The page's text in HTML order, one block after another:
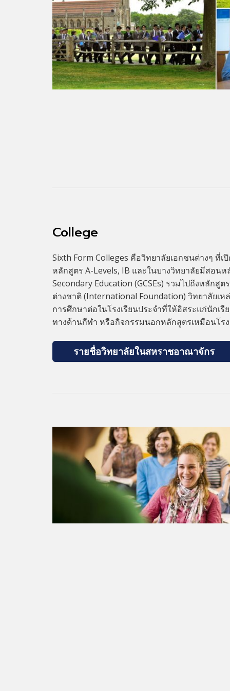
College
Sixth Form Colleges คือวิทยาลัยเอกชนต่างๆ ที่
หลักสูตร A-Levels, IB และในบางวิทยาลัยมีสอน
Secondary Education (GCSEs) รวมไปถึงหลักสู
ต่างชาติ (International Foundation) วิทยาลัยเห
การศึกษาต่อในโรงเรียนประจำที่ให้อิสระแก่นักเ
ทางด้านกีฬา หรือกิจกรรมนอกหลักสูตรเหมือนโรง
รายชื่อวิทยาลัยในสหราชอาณาจักร